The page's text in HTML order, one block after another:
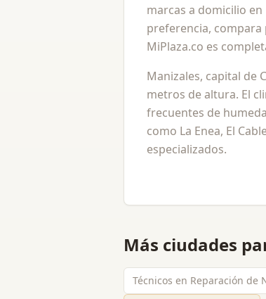
marcas a domicilio
preferencia, compara
MiPlaza.co es
Manizales, capital de
metros de altura. El
frecuentes de
como La Enea, El
especializados.
Más ciudades
Técnicos en Reparación de